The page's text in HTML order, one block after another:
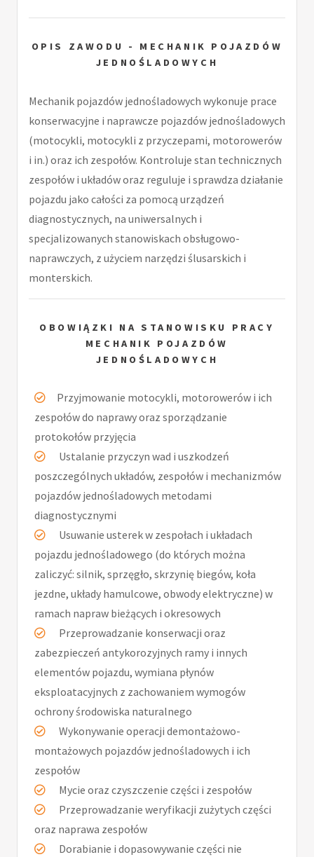
OPIS ZAWODU - MECHANIK POJAZDÓW
JEDNOŚLADOWYCH
Mechanik pojazdów jednośladowych wykonuje prace
konserwacyjne i naprawcze pojazdów jednośladowych
(motocykli, motocykli z przyczepami, motorowerów
i in.) oraz ich zespołów. Kontroluje stan technicznych
zespołów i układów oraz reguluje i sprawdza działanie
pojazdu jako całości za pomocą urządzeń
diagnostycznych, na uniwersalnych i
specjalizowanych stanowiskach obsługowo-
naprawczych, z użyciem narzędzi ślusarskich i
monterskich.
OBOWIĄZKI NA STANOWISKU PRACY
MECHANIK POJAZDÓW
JEDNOŚLADOWYCH
Przyjmowanie motocykli, motorowerów i ich
zespołów do naprawy oraz sporządzanie
protokołów przyjęcia
Ustalanie przyczyn wad i uszkodzeń
poszczególnych układów, zespołów i mechanizmów
pojazdów jednośladowych metodami
diagnostycznymi
Usuwanie usterek w zespołach i układach
pojazdu jednośladowego (do których można
zaliczyć: silnik, sprzęgło, skrzynię biegów, koła
jezdne, układy hamulcowe, obwody elektryczne) w
ramach napraw bieżących i okresowych
Przeprowadzanie konserwacji oraz
zabezpieczeń antykorozyjnych ramy i innych
elementów pojazdu, wymiana płynów
eksploatacyjnych z zachowaniem wymogów
ochrony środowiska naturalnego
Wykonywanie operacji demontażowo-
montażowych pojazdów jednośladowych i ich
zespołów
Mycie oraz czyszczenie części i zespołów
Przeprowadzanie weryfikacji zużytych części
oraz naprawa zespołów
Dorabianie i dopasowywanie części nie